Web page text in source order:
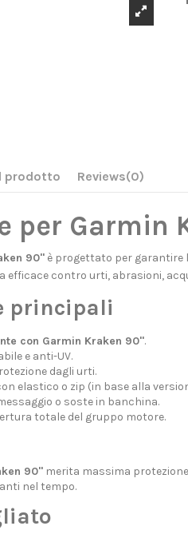
prodotto Reviews(0)
per Garmin
90"è progettato per garantire
efficace contro urti, abrasioni,
principali
con Garmin Kraken 90".
e anti-UV.
dagli urti.
elastico o zip (in base alla
o soste in banchina.
totale del gruppo motore.
90"merita massima
nel tempo.